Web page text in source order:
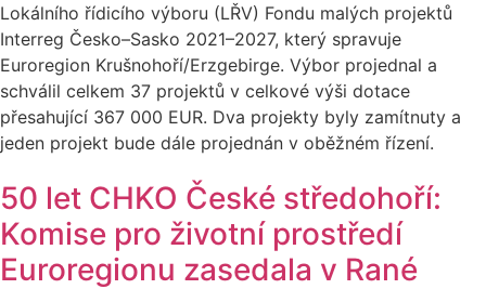
Lokálního řídicího výboru (LŘV) Fondu malých projektů
Interreg Česko–Sasko 2021–2027, který spravuje
Euroregion Krušnohoří/Erzgebirge. Výbor projednal a
schválil celkem 37 projektů v celkové výši dotace
přesahující 367 000 EUR. Dva projekty byly zamítnuty a
jeden projekt bude dále projednán v oběžném řízení.
50 let CHKO České středohoří:
Komise pro životní prostředí
Euroregionu zasedala v Rané